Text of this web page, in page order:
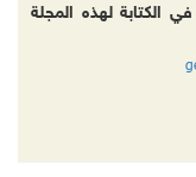
الكتابة لهذه المجلة